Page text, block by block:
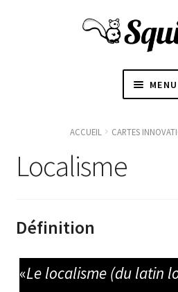
MENU
CONTACT
ACCUEIL CARTES
Localisme
Définition
«Le localisme (du latin